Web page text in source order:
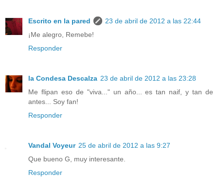
Escrito en la pared
23 de abril de 2012 a las 22:44
¡Me alegro, Remebe!
Responder
la Condesa Descalza 23 de abril de 2012 a las 23:28
Me flipan eso de "viva..." un año... es tan naif, y tan de
antes... Soy fan!
Responder
Vandal Voyeur 25 de abril de 2012 a las 9:27
Que bueno G, muy interesante.
Responder